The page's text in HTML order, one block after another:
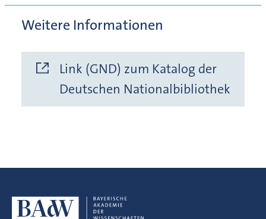
Weitere Informationen
Link (GND) zum Katalog der
Deutschen Nationalbibliothek